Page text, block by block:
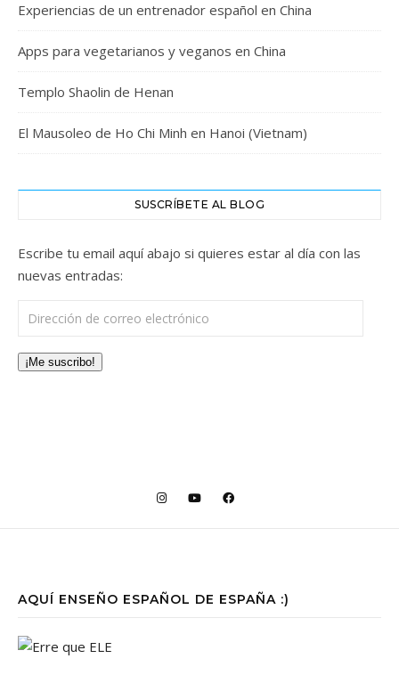
Experiencias de un entrenador español en China
Apps para vegetarianos y veganos en China
Templo Shaolin de Henan
El Mausoleo de Ho Chi Minh en Hanoi (Vietnam)
SUSCRÍBETE AL BLOG
Escribe tu email aquí abajo si quieres estar al día con las
nuevas entradas:
Dirección de correo electrónico
¡Me suscribo!
AQUÍ ENSEÑO ESPAÑOL DE ESPAÑA :)